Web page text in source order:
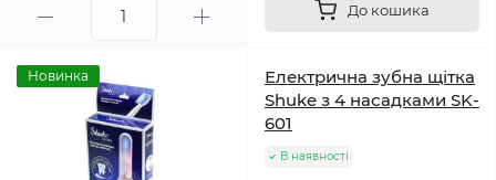
До кошика
Новинка
Електрична зубна щітка
Shuke з 4 насадками SK-
601
В наявності